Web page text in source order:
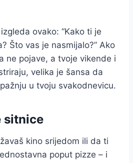
ovako: “Kako ti je
Što vas je nasmijalo?” Ako
ne pojave, a tvoje vikende i
velika je šansa da
u tvoju svakodnevicu.
sitnice
kino srijedom ili da ti
poput pizze – i